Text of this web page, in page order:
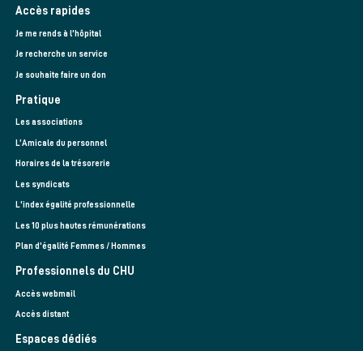
Accès rapides
Je me rends à l'hôpital
Je recherche un service
Je souhaite faire un don
Pratique
Les associations
L’Amicale du personnel
Horaires de la trésorerie
Les syndicats
L'index égalité professionnelle
Les 10 plus hautes rémunérations
Plan d'égalité Femmes / Hommes
Professionnels du CHU
Accès webmail
Accès distant
Espaces dédiés